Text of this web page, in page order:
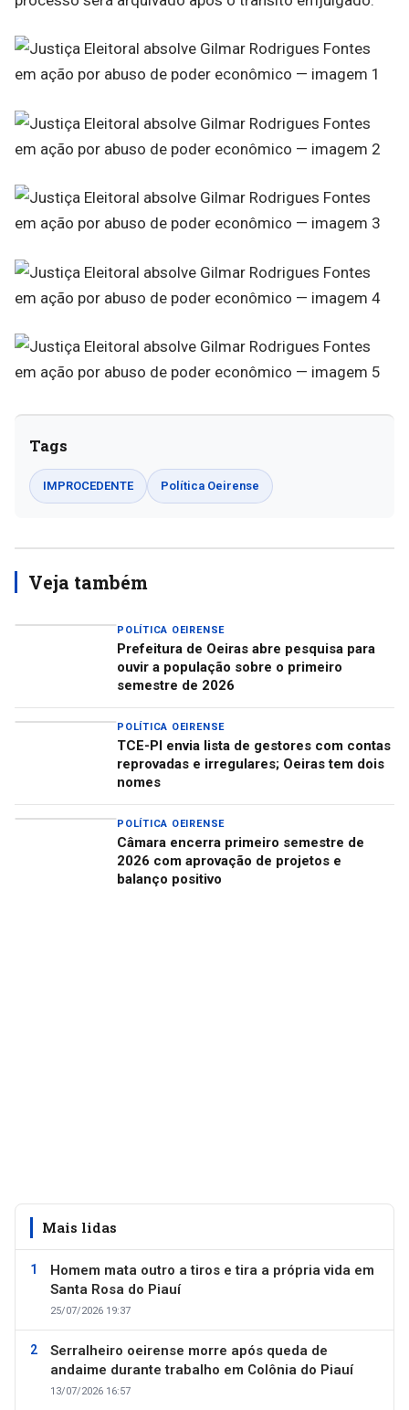
Tags
IMPROCEDENTE Política Oeirense
Veja também
POLÍTICA OEIRENSE
Prefeitura de Oeiras abre pesquisa para
ouvir a população sobre o primeiro
semestre de 2026
POLÍTICA OEIRENSE
TCE-PI envia lista de gestores com contas
reprovadas e irregulares; Oeiras tem dois
nomes
POLÍTICA OEIRENSE
Câmara encerra primeiro semestre de
2026 com aprovação de projetos e
balanço positivo
Mais lidas
Homem mata outro a tiros e tira a própria vida em
Santa Rosa do Piauí
25/07/2026 19:37
Serralheiro oeirense morre após queda de
andaime durante trabalho em Colônia do Piauí
13/07/2026 16:57